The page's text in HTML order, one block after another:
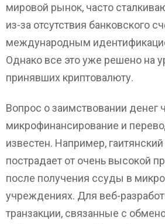
мировой рынок, часто
из-за отсутствия банковского
международным
Однако все это уже решено на
принявших криптовалюту.
Вопрос о заимствовании денег
микрофинансирование и
известен. Например,
пострадает от очень высокой
после получения ссуды в
учреждениях. Для веб-
транзакции, связанные с